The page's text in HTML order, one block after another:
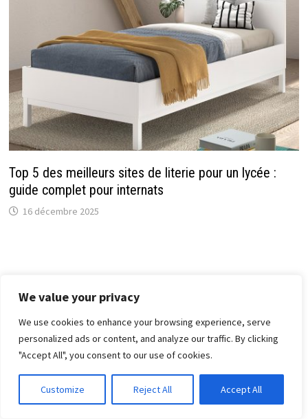
We value your privacy
We use cookies to enhance your browsing experience, serve
personalized ads or content, and analyze our traffic. By clicking
"Accept All", you consent to our use of cookies.
Customize Reject All Accept All
Top 5 des meilleurs sites de literie pour un lycée :
guide complet pour internats
16 décembre 2025